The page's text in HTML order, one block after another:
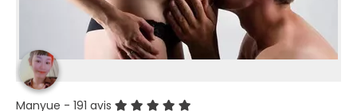
Manyue - 191 avis